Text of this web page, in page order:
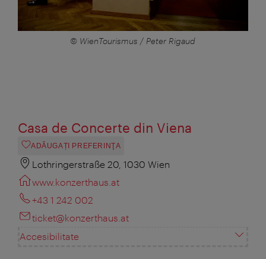
© WienTourismus / Peter Rigaud
Casa de Concerte din Viena
ADĂUGAȚI PREFERINŢA
Lothringerstraße 20, 1030 Wien
www.konzerthaus.at
+43 1 242 002
ticket@konzerthaus.at
Accesibilitate